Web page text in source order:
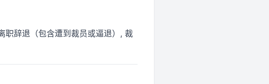
职辞退（包含遭到裁员或逼退）, 裁